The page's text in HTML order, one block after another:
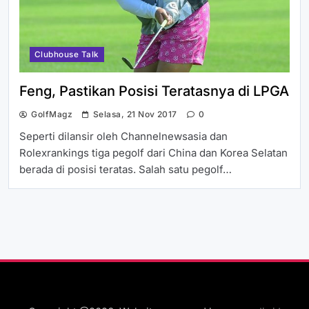
Clubhouse Talk
Feng, Pastikan Posisi Teratasnya di LPGA
GolfMagz Selasa, 21 Nov 2017 0
Seperti dilansir oleh Channelnewsasia dan
Rolexrankings tiga pegolf dari China dan Korea Selatan
berada di posisi teratas. Salah satu pegolf…